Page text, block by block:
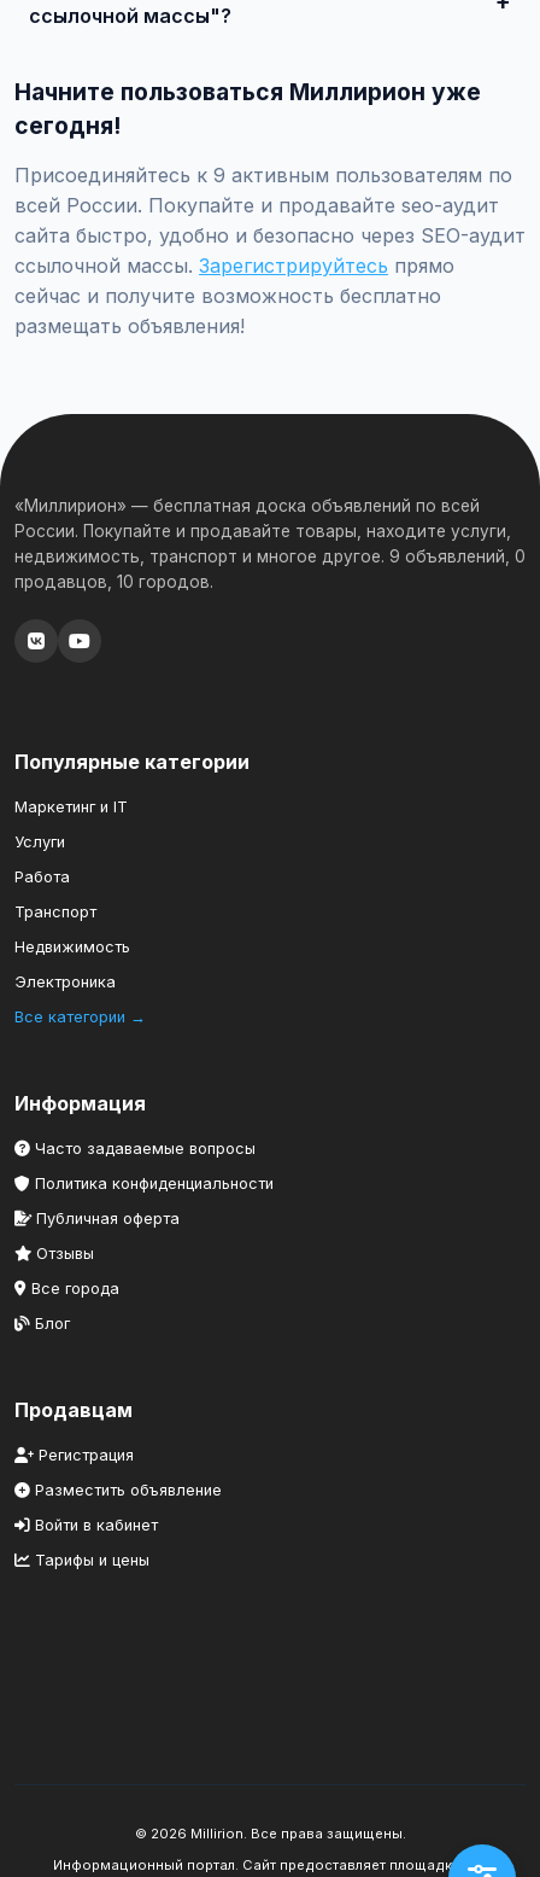
ссылочной массы"?
/ SEO-аудит сайта / SEO-аудит ссылочной массы",
заполните форму и опубликуйте. Первые объявления —
бесплатно!
Начните пользоваться Миллирион уже
сегодня!
Присоединяйтесь к 9 активным пользователям по
всей России. Покупайте и продавайте seo-аудит
сайта быстро, удобно и безопасно через SEO-аудит
ссылочной массы. Зарегистрируйтесь прямо
сейчас и получите возможность бесплатно
размещать объявления!
«Миллирион» — бесплатная доска объявлений по всей
России. Покупайте и продавайте товары, находите услуги,
недвижимость, транспорт и многое другое. 9 объявлений, 0
продавцов, 10 городов.
Популярные категории
Маркетинг и IT
Услуги
Работа
Транспорт
Недвижимость
Электроника
Все категории →
Информация
Часто задаваемые вопросы
Политика конфиденциальности
Публичная оферта
Отзывы
Все города
Блог
Продавцам
Регистрация
Разместить объявление
Войти в кабинет
Тарифы и цены
© 2026 Millirion. Все права защищены.
Информационный портал. Сайт предоставляет площадку для